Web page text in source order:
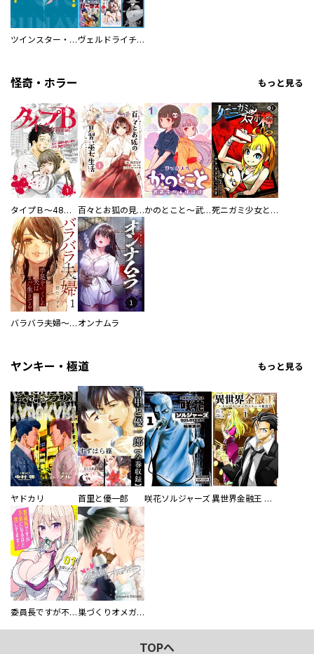
ツインスター・サイクロン・ランナウェイ ヴェルドライチオシ聖典パック 『転スラ』ミニ画集付き シリウス人気作３選
怪奇・ホラー もっと見る
タイプＢ～48時間後、致死率100％～【単話】 百々とお狐の見習い巫女生活【単行本版】 かのとこと～武蔵花町怪話譚～ 【連載版】 死ニガミ少女とスマホ神
バラバラ夫婦～手足をなくした夫はまだ生きてる オンナムラ
ヤンキー・極道 もっと見る
ヤドカリ 首里と優一郎 咲花ソルジャーズ 異世界金融王 ～クローネ・ゴルディオンの覇道～
委員長ですが不良になるほど恋してます！ 巣づくりオメガバース
TOPへ